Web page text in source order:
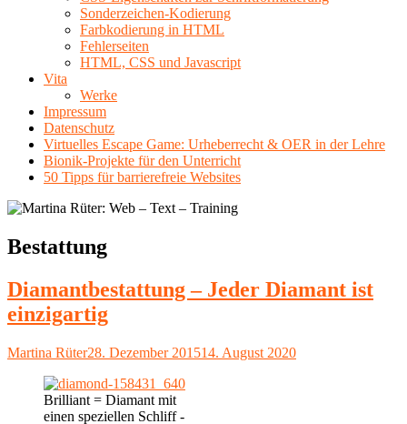
Sonderzeichen-Kodierung
Farbkodierung in HTML
Fehlerseiten
HTML, CSS und Javascript
Vita
Werke
Impressum
Datenschutz
Virtuelles Escape Game: Urheberrecht & OER in der Lehre
Bionik-Projekte für den Unterricht
50 Tipps für barrierefreie Websites
Schlagwort:
Bestattung
Diamantbestattung – Jeder Diamant ist
einzigartig
Autor
Martina RüterVeröffentlicht
28. Dezember 201514. August 2020
Brilliant = Diamant mit
einen speziellen Schliff -